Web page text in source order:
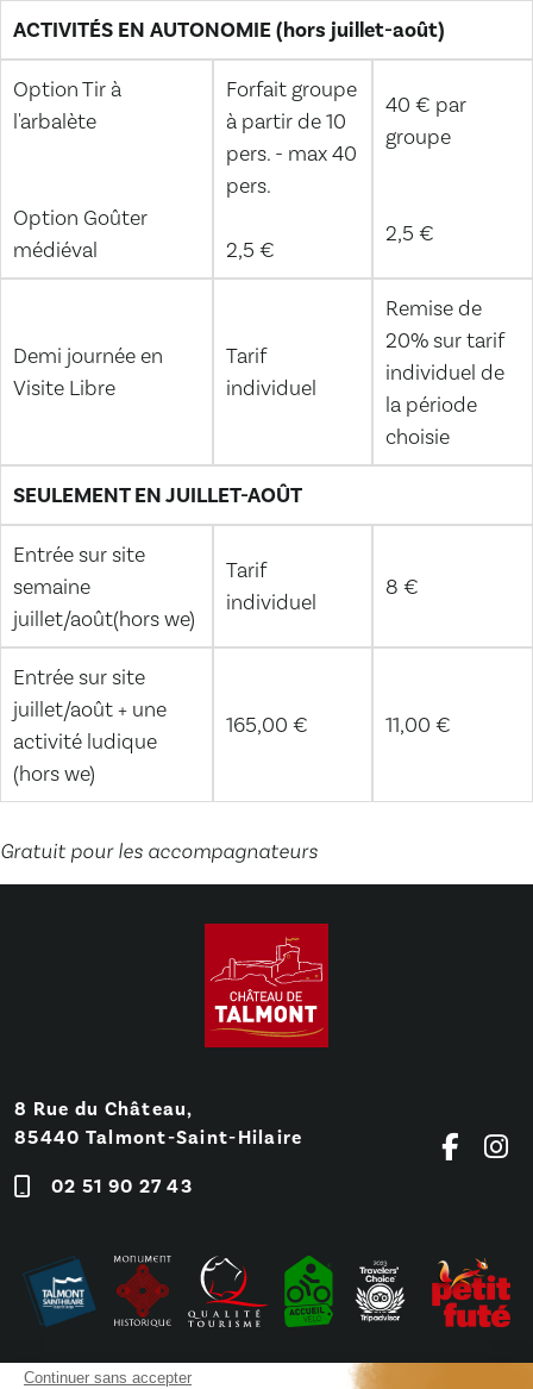
ACTIVITÉS EN AUTONOMIE (hors juillet-août)
Option Tir à
l'arbalète
Option Goûter
médiéval
Forfait groupe
à partir de 10
pers. - max 40
pers.
2,5 €
40 € par
groupe
2,5 €
Demi journée en
Visite Libre
Tarif
individuel
Remise de
20% sur tarif
individuel de
la période
choisie
SEULEMENT EN JUILLET-AOÛT
Entrée sur site
semaine
juillet/août(hors we)
Tarif
individuel
8 €
Entrée sur site
juillet/août + une
activité ludique
(hors we)
165,00 € 11,00 €
Gratuit pour les accompagnateurs
8 Rue du Château,
85440 Talmont-Saint-Hilaire
02 51 90 27 43
Continuer sans accepter